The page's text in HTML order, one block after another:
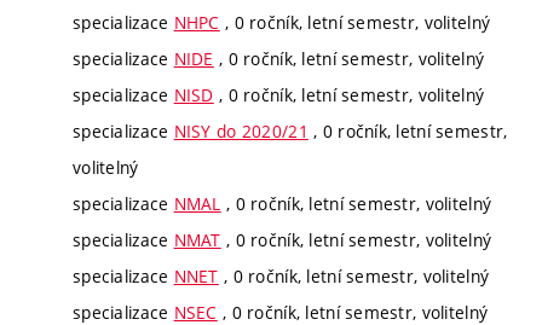
specializace NHPC , 0 ročník, letní semestr, volitelný
specializace NIDE , 0 ročník, letní semestr, volitelný
specializace NISD , 0 ročník, letní semestr, volitelný
specializace NISY do 2020/21 , 0 ročník, letní semestr,
volitelný
specializace NMAL , 0 ročník, letní semestr, volitelný
specializace NMAT , 0 ročník, letní semestr, volitelný
specializace NNET , 0 ročník, letní semestr, volitelný
specializace NSEC , 0 ročník, letní semestr, volitelný